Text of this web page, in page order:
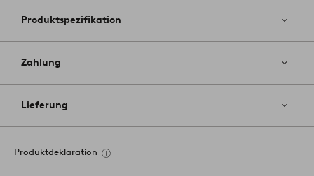
Produktspezifikation
Zahlung
Lieferung
Produktdeklaration